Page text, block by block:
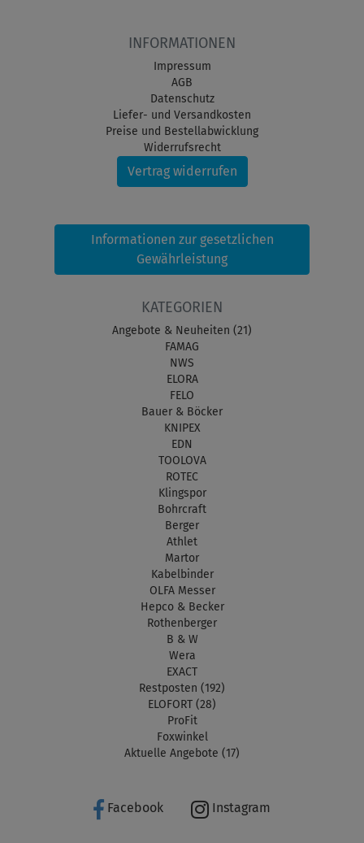
INFORMATIONEN
Impressum
AGB
Datenschutz
Liefer- und Versandkosten
Preise und Bestellabwicklung
Widerrufsrecht
Vertrag widerrufen
Informationen zur gesetzlichen
Gewährleistung
KATEGORIEN
Angebote & Neuheiten (21)
FAMAG
NWS
ELORA
FELO
Bauer & Böcker
KNIPEX
EDN
TOOLOVA
ROTEC
Klingspor
Bohrcraft
Berger
Athlet
Martor
Kabelbinder
OLFA Messer
Hepco & Becker
Rothenberger
B & W
Wera
EXACT
Restposten (192)
ELOFORT (28)
ProFit
Foxwinkel
Aktuelle Angebote (17)
Facebook Instagram